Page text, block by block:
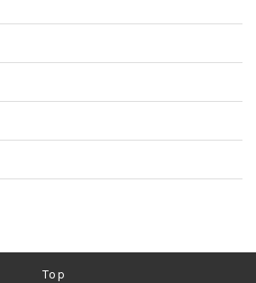
Top